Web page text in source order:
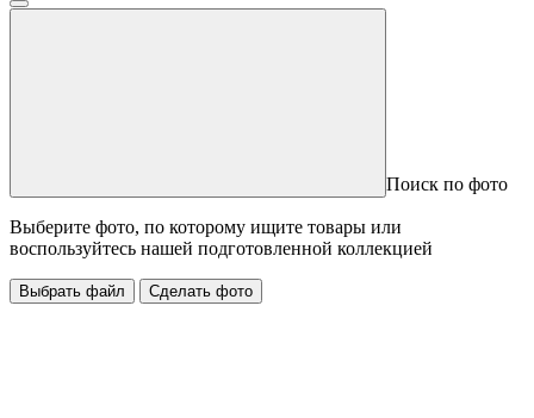
Поиск по фото
Выберите фото, по которому ищите товары или
воспользуйтесь нашей подготовленной коллекцией
Выбрать файл Сделать фото